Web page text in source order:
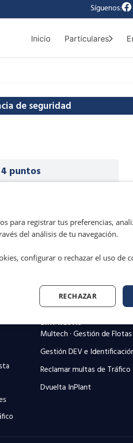
Síguenos: F
a
e
b
Inicio Particulares
de seguridad
4 puntos
EMPRESAS
Multech · Gestión de Flotas
Gestión DEV e
Reclamar multas de
Dvuelta InPlant
para registrar tus preferencias,
del análisis de tu navegación.
configurar o rechazar el uso de
RECHAZAR